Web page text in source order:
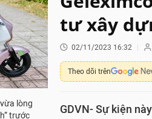
lòng
trước
tư xây
02/11/2023 16:32
Theo dõi trên
GDVN- Sự kiện